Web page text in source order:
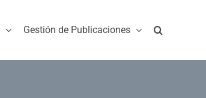
Gestión de Publicaciones